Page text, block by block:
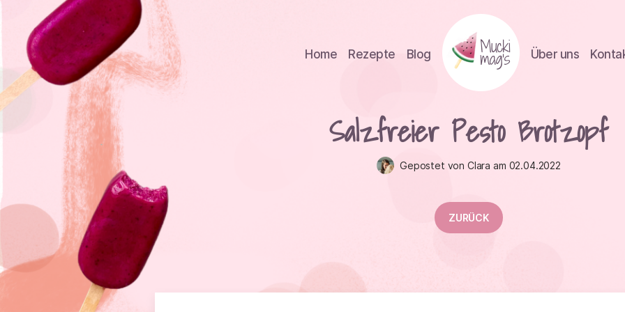
Home Rezepte Blog Über uns
Salzfreier Pesto Brotzopf
Gepostet von Clara am 02.04.2022
ZURÜCK